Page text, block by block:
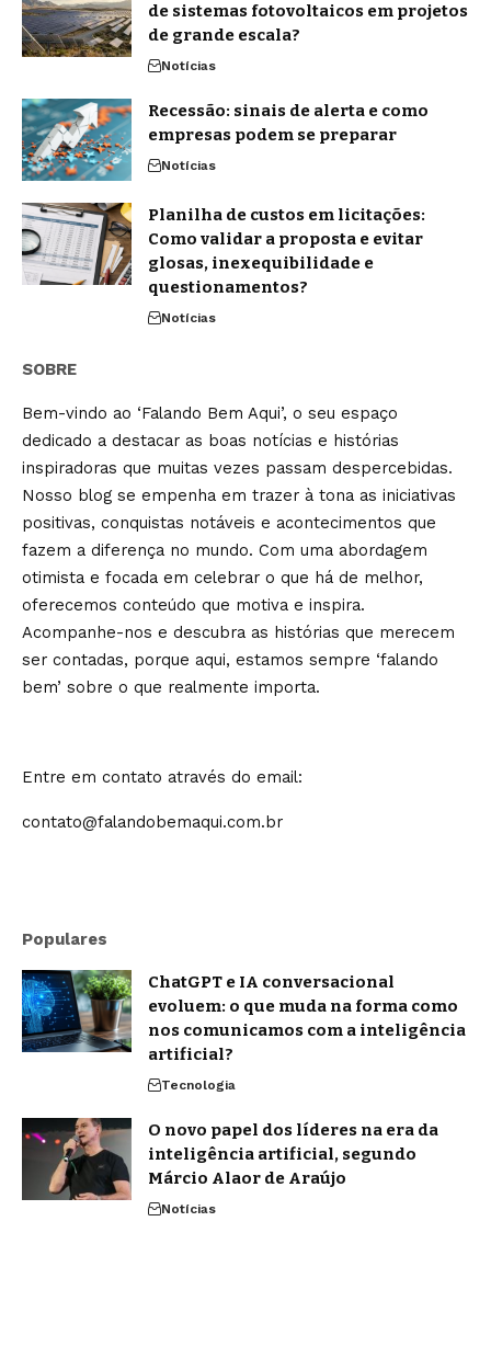
de sistemas fotovoltaicos em projetos
de grande escala?
Notícias
Recessão: sinais de alerta e como
empresas podem se preparar
Notícias
Planilha de custos em licitações:
Como validar a proposta e evitar
glosas, inexequibilidade e
questionamentos?
Notícias
SOBRE
Bem-vindo ao ‘Falando Bem Aqui’, o seu espaço
dedicado a destacar as boas notícias e histórias
inspiradoras que muitas vezes passam despercebidas.
Nosso blog se empenha em trazer à tona as iniciativas
positivas, conquistas notáveis e acontecimentos que
fazem a diferença no mundo. Com uma abordagem
otimista e focada em celebrar o que há de melhor,
oferecemos conteúdo que motiva e inspira.
Acompanhe-nos e descubra as histórias que merecem
ser contadas, porque aqui, estamos sempre ‘falando
bem’ sobre o que realmente importa.
Entre em contato através do email:
contato@falandobemaqui.com.br
Populares
ChatGPT e IA conversacional
evoluem: o que muda na forma como
nos comunicamos com a inteligência
artificial?
Tecnologia
O novo papel dos líderes na era da
inteligência artificial, segundo
Márcio Alaor de Araújo
Notícias